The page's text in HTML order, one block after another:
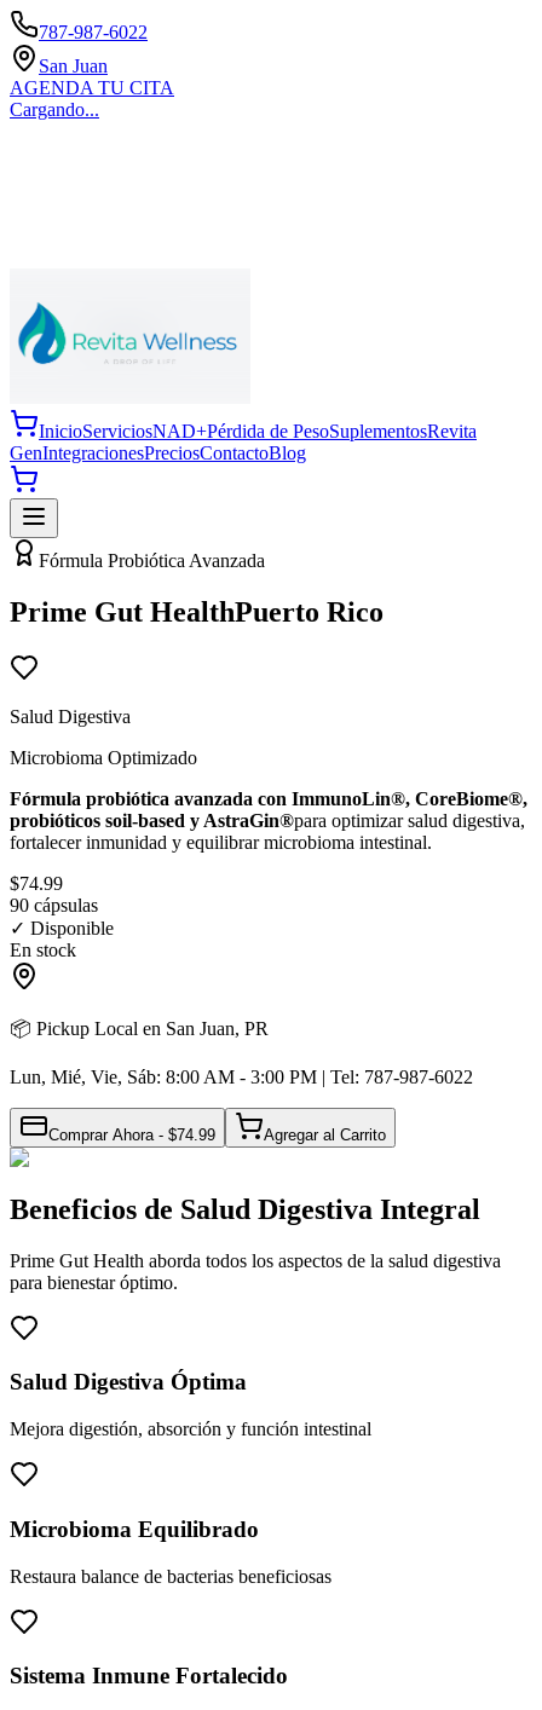
787-987-6022
San Juan
AGENDA TU CITA
Cargando...
InicioServiciosNAD+Pérdida de PesoSuplementosRevita
GenIntegracionesPreciosContactoBlog
Fórmula Probiótica Avanzada
Prime Gut HealthPuerto Rico
Salud Digestiva
Microbioma Optimizado
Fórmula probiótica avanzada con ImmunoLin®, CoreBiome®,
probióticos soil-based y AstraGin®para optimizar salud digestiva,
fortalecer inmunidad y equilibrar microbioma intestinal.
$74.99
90 cápsulas
✓ Disponible
En stock
📦 Pickup Local en San Juan, PR
Lun, Mié, Vie, Sáb: 8:00 AM - 3:00 PM | Tel: 787-987-6022
Comprar Ahora - $74.99 Agregar al Carrito
Beneficios de Salud Digestiva Integral
Prime Gut Health aborda todos los aspectos de la salud digestiva
para bienestar óptimo.
Salud Digestiva Óptima
Mejora digestión, absorción y función intestinal
Microbioma Equilibrado
Restaura balance de bacterias beneficiosas
Sistema Inmune Fortalecido